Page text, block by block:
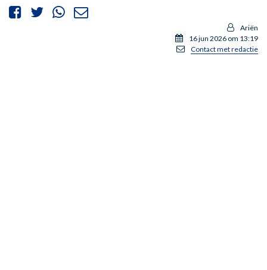
Ariën
16 jun 2026 om 13:19
Contact met redactie